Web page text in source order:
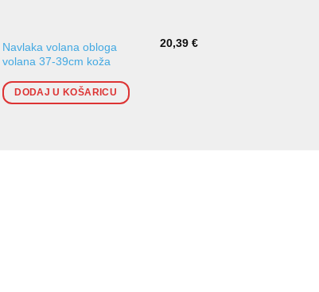
Navlaka volana obloga
volana 37-39cm koža
20,39€
DODAJ U KOŠARICU